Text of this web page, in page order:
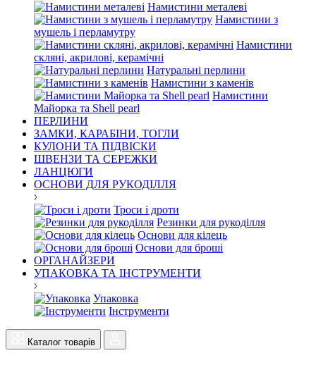
Намистини металеві
Намистини з
мушель і перламутру
Намистини
скляні, акрилові, керамічні
Натуральні перлини
Намистини з каменів
Намистини
Майорка та Shell pearl
ПЕРЛИНИ
ЗАМКИ, КАРАБІНИ, ТОГЛИ
КУЛОНИ ТА ПІДВІСКИ
ШВЕНЗИ ТА СЕРЕЖКИ
ЛАНЦЮГИ
ОСНОВИ ДЛЯ РУКОДІЛЛЯ
Троси і дроти
Резинки для рукоділля
Основи для кілець
Основи для броші
ОРГАНАЙЗЕРИ
УПАКОВКА ТА ІНСТРУМЕНТИ
Упаковка
Інструменти
Каталог товарів